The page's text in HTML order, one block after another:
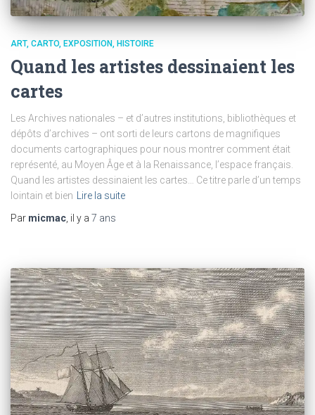
ART CARTO EXPOSITION HISTOIRE
Quand les artistes dessinaient les
cartes
Les Archives nationales – et d’autres institutions, bibliothèques et
dépôts d’archives – ont sorti de leurs cartons de magnifiques
documents cartographiques pour nous montrer comment était
représenté, au Moyen Âge et à la Renaissance, l’espace français.
Quand les artistes dessinaient les cartes… Ce titre parle d’un temps
lointain et bien Lire la suite
Par micmac, il y a 7 ans